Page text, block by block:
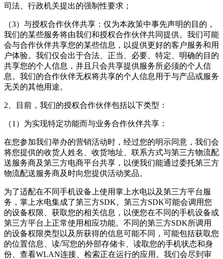
司法、行政机关提出的强制性要求；
（3）与授权合作伙伴共享：仅为本政策中事先声明的目的，
我们的某些服务将由我们和授权合作伙伴共同提供。我们可能
会与合作伙伴共享您的某些信息，以提供更好的客户服务和用
户体验。我们仅会出于合法、正当、必要、特定、明确的目的
共享您的个人信息，并且只会共享提供服务所必须的个人信
息。我们的合作伙伴无权将共享的个人信息用于与产品或服务
无关的其他用途。
2、目前，我们的授权合作伙伴包括以下类型：
（1）为实现特定功能而与业务合作伙伴共享：
在您参加我们举办的营销活动时，经过您的明示同意，我们会
将您提供的收货人姓名、收货地址、联系方式与第三方物流配
送服务商及第三方电商平台共享，以便我们能通过委托第三方
物流配送服务商及时向您提供活动奖品。
为了适配在不同手机设备上使用掌上水电以及第三方平台服
务，掌上水电集成了第三方SDK。第三方SDK可能会调用您
的设备权限、获取您的相关信息，以便您在不同的手机设备或
第三方平台上正常使用相应功能。不同的第三方SDK所调用
的设备权限类型以及所获得的信息可能不同，可能包括获取您
的位置信息、读/写您的外部存储卡、读取您的手机状态和身
份、查看WLAN连接、检索正在运行的应用。我们会尽到审